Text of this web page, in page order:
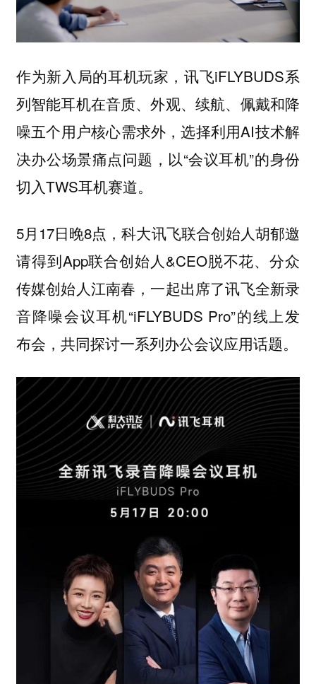
作为新入局的耳机玩家，讯飞iFLYBUDS系
列智能耳机在音质、外观、续航、佩戴和降
噪五个用户核心需求外，选择利用AI技术解
决办公场景痛点问题，以“会议耳机”的身份
切入TWS耳机赛道。
5月17日晚8点，科大讯飞联合创始人胡郁邀
请得到App联合创始人&CEO脱不花、分众
传媒创始人江南春，一起出席了讯飞全新录
音降噪会议耳机“iFLYBUDS Pro”的线上发
布会，共同探讨一系列办公会议应用话题。